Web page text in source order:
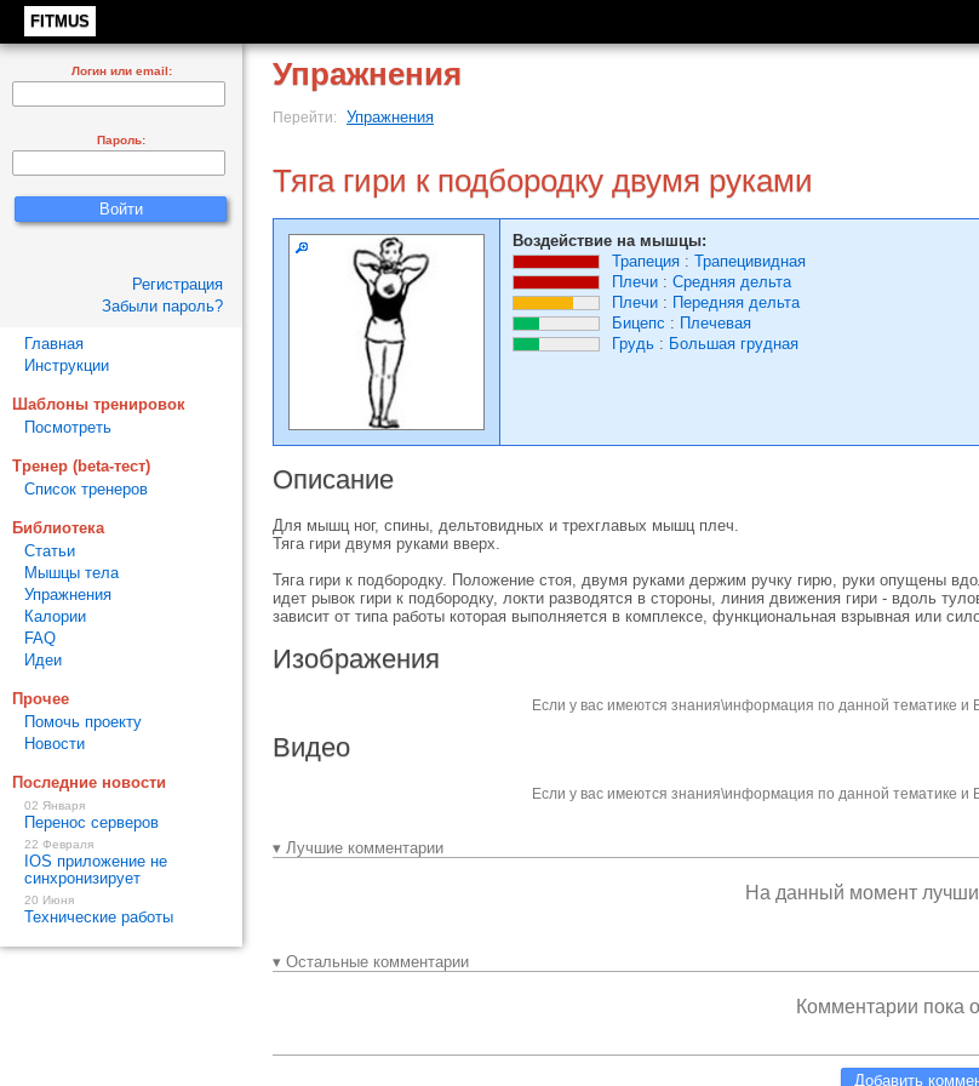
FITMUS
Упражнения
Перейти: Упражнения
Тяга гири к подбородку двумя руками
Воздействие на мышцы:
Трапеция : Трапецивидная
Плечи : Средняя дельта
Плечи : Передняя дельта
Бицепс : Плечевая
Грудь : Большая грудная
Описание
Для мышц ног, спины, дельтовидных и трехглавых мышц плеч.
Тяга гири двумя руками вверх.
Тяга гири к подбородку. Положение стоя, двумя руками держим ручку гирю, руки опущены
идет рывок гири к подбородку, локти разводятся в стороны, линия движения гири - вдоль
зависит от типа работы которая выполняется в комплексе, функциональная взрывная или
Изображения
Если у вас имеются знания\информация по данной тематике и
Видео
Если у вас имеются знания\информация по данной тематике и
▾ Лучшие комментарии
На данный момент
▾ Остальные комментарии
Комментарии пока
Добавить
Логин или email:
Пароль:
Регистрация
Забыли пароль?
Главная
Инструкции
Шаблоны тренировок
Посмотреть
Тренер (beta-тест)
Список тренеров
Библиотека
Статьи
Мышцы тела
Упражнения
Калории
FAQ
Идеи
Прочее
Помочь проекту
Новости
Последние новости
02 Января
Перенос серверов
22 Февраля
IOS приложение не
синхронизирует
20 Июня
Технические работы